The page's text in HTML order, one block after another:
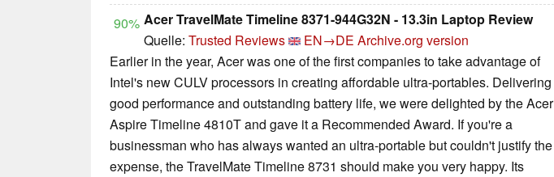
90% Acer TravelMate Timeline 8371-944G32N - 13.3in Laptop Review
Quelle: Trusted Reviews EN→DE Archive.org version
Earlier in the year, Acer was one of the first companies to take advantage of
Intel's new CULV processors in creating affordable ultra-portables. Delivering
good performance and outstanding battery life, we were delighted by the Acer
Aspire Timeline 4810T and gave it a Recommended Award. If you're a
businessman who has always wanted an ultra-portable but couldn't justify the
expense, the TravelMate Timeline 8731 should make you very happy. Its